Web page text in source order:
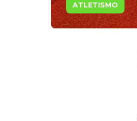
ATLETISMO